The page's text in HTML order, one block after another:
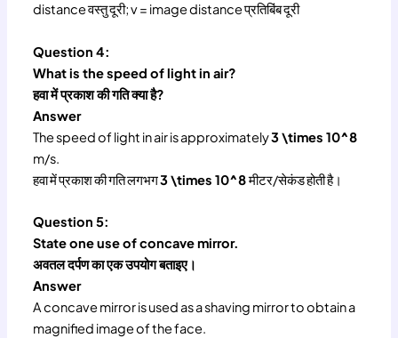
distance वस्तु दूरी; v = image distance प्रतिबिंब दूरी
Question 4:
What is the speed of light in air?
हवा में प्रकाश की गति क्या है?
Answer
The speed of light in air is approximately3 \times 10^8
m/s.
हवा में प्रकाश की गति लगभग3 \times 10^8मीटर/सेकंड होती है।
Question 5:
State one use of concave mirror.
अवतल दर्पण का एक उपयोग बताइए।
Answer
A concave mirror is used as a shaving mirror to obtain a
magnified image of the face.